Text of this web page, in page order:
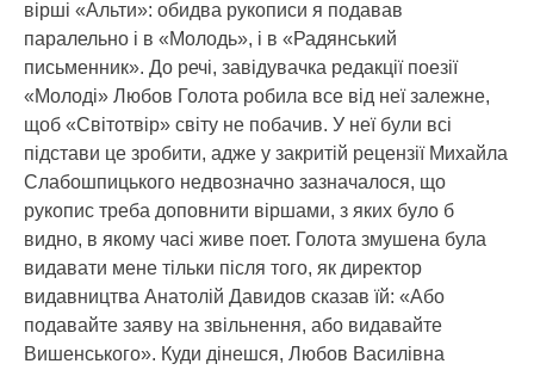
вірші «Альти»: обидва рукописи я подавав
паралельно і в «Молодь», і в «Радянський
письменник». До речі, завідувачка редакції поезії
«Молоді» Любов Голота робила все від неї залежне,
щоб «Світотвір» світу не побачив. У неї були всі
підстави це зробити, адже у закритій рецензії Михайла
Слабошпицького недвозначно зазначалося, що
рукопис треба доповнити віршами, з яких було б
видно, в якому часі живе поет. Голота змушена була
видавати мене тільки після того, як директор
видавництва Анатолій Давидов сказав їй: «Або
подавайте заяву на звільнення, або видавайте
Вишенського». Куди дінешся, Любов Василівна